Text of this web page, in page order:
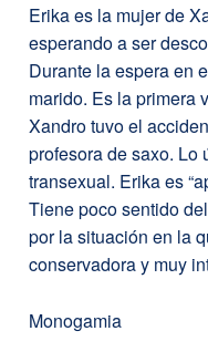
Erika es la mujer de
esperando a ser
Durante la espera en
marido. Es la primera
Xandro tuvo el
profesora de saxo. Lo
transexual. Erika es
Tiene poco sentido
por la situación en la
conservadora y muy
Monogamia